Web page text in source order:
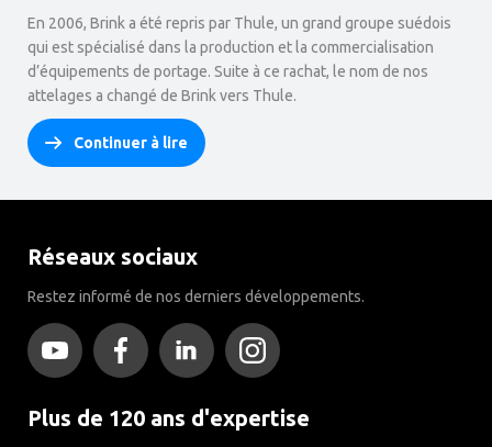
En 2006, Brink a été repris par Thule, un grand groupe suédois
qui est spécialisé dans la production et la commercialisation
d’équipements de portage. Suite à ce rachat, le nom de nos
attelages a changé de Brink vers Thule.
Continuer à lire
Réseaux sociaux
Restez informé de nos derniers développements.
Plus de 120 ans d'expertise